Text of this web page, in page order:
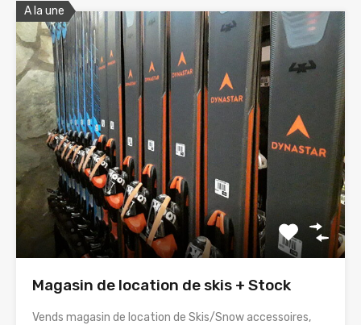
A la une
Magasin de location de skis + Stock
Vends magasin de location de Skis/Snow accessoires,